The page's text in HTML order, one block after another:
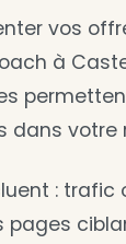
vos
à
dans votre
: trafic
pages